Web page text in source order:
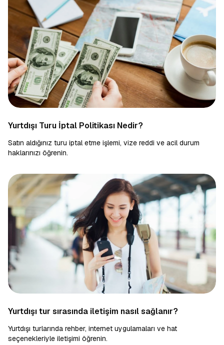
Yurtdışı Turu İptal Politikası Nedir?
Satın aldığınız turu iptal etme işlemi, vize reddi ve acil durum
haklarınızı öğrenin.
Yurtdışı tur sırasında iletişim nasıl sağlanır?
Yurtdışı turlarında rehber, internet uygulamaları ve hat
seçenekleriyle iletişimi öğrenin.